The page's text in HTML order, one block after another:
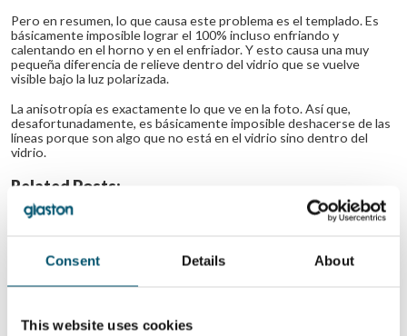
Consent Details About
This website uses cookies
Pero en resumen, lo que causa este problema es el templado. Es
básicamente imposible lograr el 100% incluso enfriando y
calentando en el horno y en el enfriador. Y esto causa una muy
pequeña diferencia de relieve dentro del vidrio que se vuelve
visible bajo la luz polarizada.
La anisotropía es exactamente lo que ve en la foto. Así que,
desafortunadamente, es básicamente imposible deshacerse de las
líneas porque son algo que no está en el vidrio sino dentro del
vidrio.
Related Posts:
#AskGlaston
temper beveled
glass?
entre la longitud
y anchura máxima
Episodio 56: ¿Qué
Episode 59: What